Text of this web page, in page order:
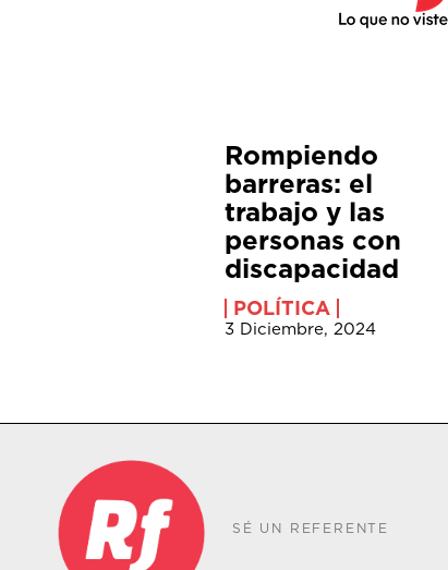
Rompiendo
barreras: el
trabajo y las
personas con
discapacidad
POLÍTICA
3 Diciembre, 2024
SÉ UN REFERENTE